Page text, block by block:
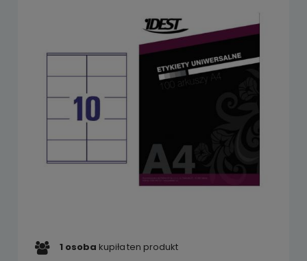
1 osoba kupiłaten produkt